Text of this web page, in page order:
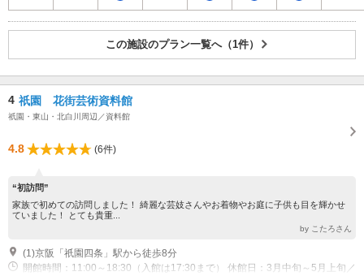
この施設のプラン一覧へ（1件）
4 祇園 花街芸術資料館
祇園・東山・北白川周辺／資料館
4.8 (6件)
“初訪問”
家族で初めての訪問しました！ 綺麗な芸妓さんやお着物やお庭に子供も目を輝かせ
ていました！ とても貴重...
by こたろさん
(1)京阪「祇園四条」駅から徒歩8分
開館時間：11:00～18:30（入館は17:30まで） 休館日：3月中旬～5月上旬／